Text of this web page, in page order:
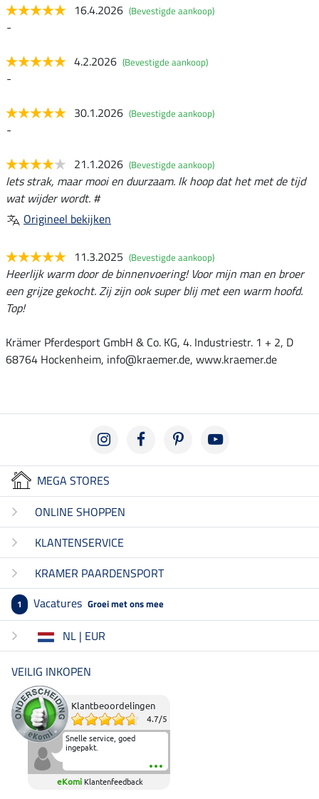
16.4.2026 (Bevestigde aankoop)
-
4.2.2026 (Bevestigde aankoop)
-
30.1.2026 (Bevestigde aankoop)
-
21.1.2026 (Bevestigde aankoop)
Iets strak, maar mooi en duurzaam. Ik hoop dat het met de tijd
wat wijder wordt. #
Origineel bekijken
11.3.2025 (Bevestigde aankoop)
Heerlijk warm door de binnenvoering! Voor mijn man en broer
een grijze gekocht. Zij zijn ook super blij met een warm hoofd.
Top!
Krämer Pferdesport GmbH & Co. KG, 4. Industriestr. 1 + 2, D
68764 Hockenheim, info@kraemer.de, www.kraemer.de
MEGA STORES
ONLINE SHOPPEN
KLANTENSERVICE
KRAMER PAARDENSPORT
1 Vacatures Groei met ons mee
NL | EUR
VEILIG INKOPEN
Klantbeoordelingen
4.7/5
Snelle service, goed
ingepakt.
eKomi Klantenfeedback